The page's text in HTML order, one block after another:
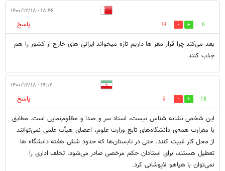
۱۸:۴۶ - ۱۴۰۰/۱۲/۱۸
6
14
پاسخ
بعد می‌کند چرا قرار مغز ها داریم تازه میخواند ایرانی های خارج از کشور را هم
جذب کنند
۱۹:۱۴ - ۱۴۰۰/۱۲/۱۸
18
5
پاسخ
این شخص نشانه شناس نیست، استاد سر و صدا و مظلوم‌نمایی است. مطابق
با مقرارت همه‌ی دانشگاه‌های تابع وزارت علوم، اعضای هیأت علمی نمی‌توانند
از محل کار غیبت کنند. حتی در تابستان‌ها که حدود شش هفته دانشگاه ها
تعطیل هستند، برای استادان حکم مرخصی صادر می‌شود. تخلف اداری را
نمی‌توان با هیاهو لاپوشانی کرد.